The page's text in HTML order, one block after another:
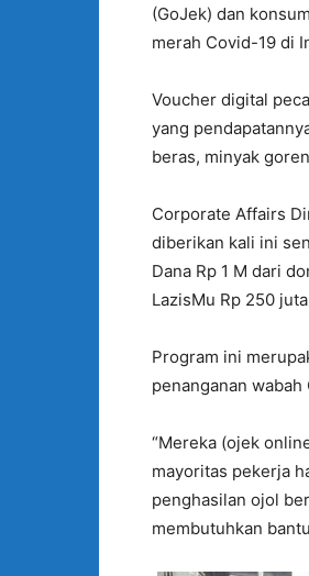
(GoJek) dan
merah Covid-19 di
Voucher digital
yang
beras, minyak
Corporate Affairs
diberikan kali ini
Dana Rp 1 M dari
LazisMu Rp 250
Program ini
penanganan wabah
“Mereka (ojek
mayoritas pekerja
penghasilan ojol
membutuhkan